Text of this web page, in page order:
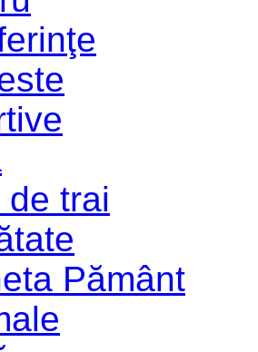
de trai
Pământ